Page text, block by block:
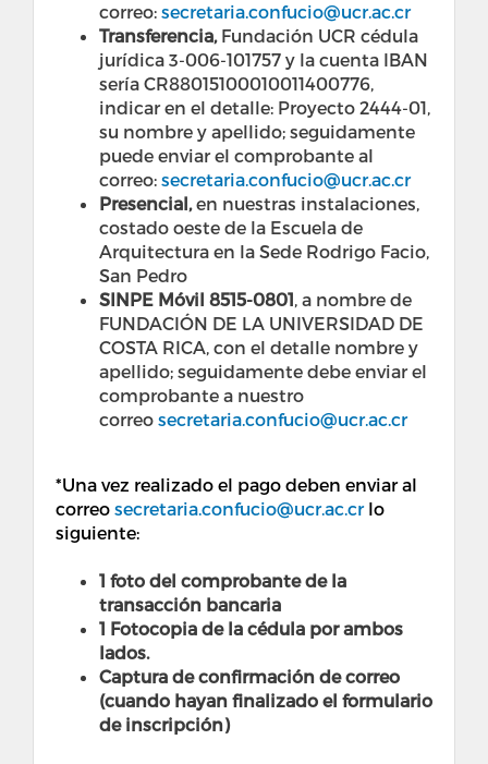
correo: secretaria.confucio@ucr.ac.cr
Transferencia,Fundación UCR cédula
jurídica 3-006-101757 y la cuenta IBAN
sería CR88015100010011400776,
indicar en el detalle: Proyecto 2444-01,
su nombre y apellido; seguidamente
puede enviar el comprobante al
correo: secretaria.confucio@ucr.ac.cr
Presencial,en nuestras instalaciones,
costado oeste de la Escuela de
Arquitectura en la Sede Rodrigo Facio,
San Pedro
SINPE Móvil 8515-0801, a nombre de
FUNDACIÓN DE LA UNIVERSIDAD DE
COSTA RICA, con el detalle nombre y
apellido; seguidamente debe enviar el
comprobante a nuestro
correo secretaria.confucio@ucr.ac.cr
*Una vez realizado el pago deben enviar al
correo secretaria.confucio@ucr.ac.crlo
siguiente:
1 foto del comprobante de la
transacción bancaria
1 Fotocopia de la cédula por ambos
lados.
Captura de confirmación de correo
(cuando hayan finalizado el formulario
de inscripción)